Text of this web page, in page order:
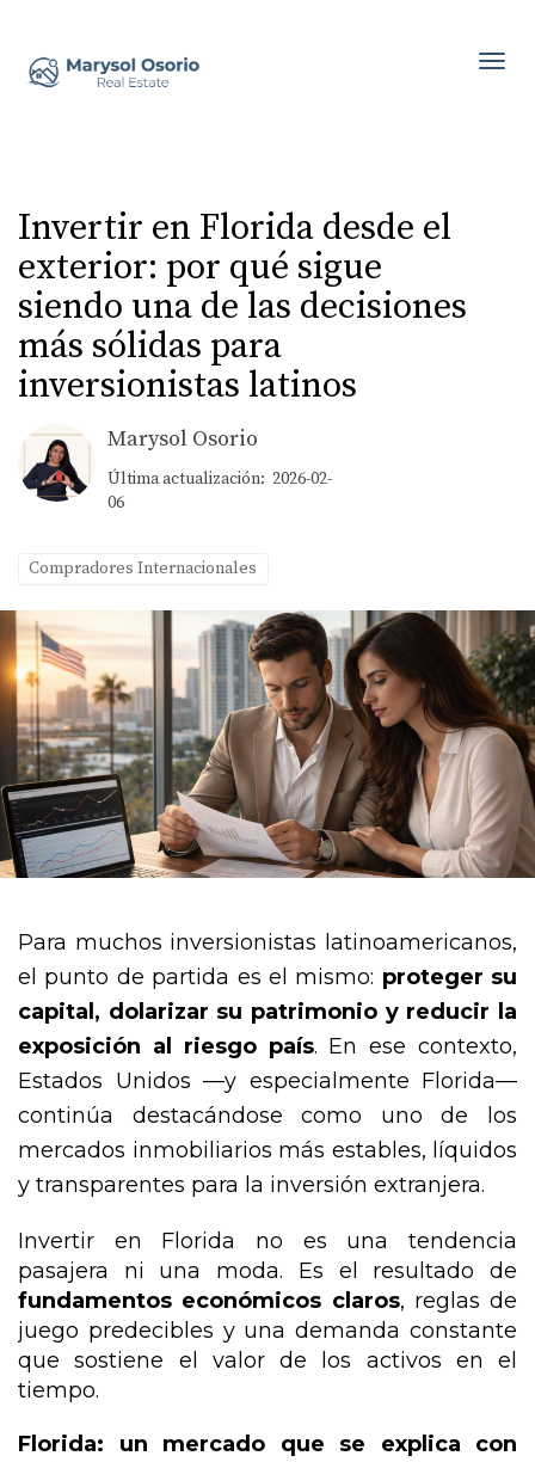
Invertir en Florida desde el
exterior: por qué sigue
siendo una de las decisiones
más sólidas para
inversionistas latinos
Marysol Osorio
Última actualización: 2026-02-
06
Compradores Internacionales
Para muchos inversionistas latinoamericanos,
el punto de partida es el mismo: proteger su
capital, dolarizar su patrimonio y reducir la
exposición al riesgo país. En ese contexto,
Estados Unidos —y especialmente Florida—
continúa destacándose como uno de los
mercados inmobiliarios más estables, líquidos
y transparentes para la inversión extranjera.
Invertir en Florida no es una tendencia
fundamentos económicos claros, reglas de
juego predecibles y una demanda constante
que sostiene el valor de los activos en el
tiempo.
Florida: un mercado que se explica con